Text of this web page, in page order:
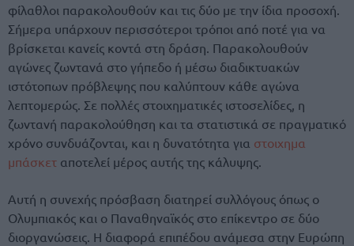
φίλαθλοι παρακολουθούν και τις δύο με την ίδια προσοχή.
Σήμερα υπάρχουν περισσότεροι τρόποι από ποτέ για να
βρίσκεται κανείς κοντά στη δράση. Παρακολουθούν
αγώνες ζωντανά στο γήπεδο ή μέσω διαδικτυακών
ιστότοπων πρόβλεψης που καλύπτουν κάθε αγώνα
λεπτομερώς. Σε πολλές στοιχηματικές ιστοσελίδες, η
ζωντανή παρακολούθηση και τα στατιστικά σε πραγματικό
χρόνο συνδυάζονται, και η δυνατότητα για στοιχημα
μπάσκετ αποτελεί μέρος αυτής της κάλυψης.
Αυτή η συνεχής πρόσβαση διατηρεί συλλόγους όπως ο
Ολυμπιακός και ο Παναθηναϊκός στο επίκεντρο σε δύο
διοργανώσεις. Η διαφορά επιπέδου ανάμεσα στην Ευρώπη